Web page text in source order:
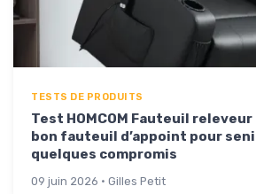
TESTS DE PRODUITS
Test HOMCOM Fauteuil
bon fauteuil d’appoint pour
quelques compromis
09 juin 2026 · Gilles Petit